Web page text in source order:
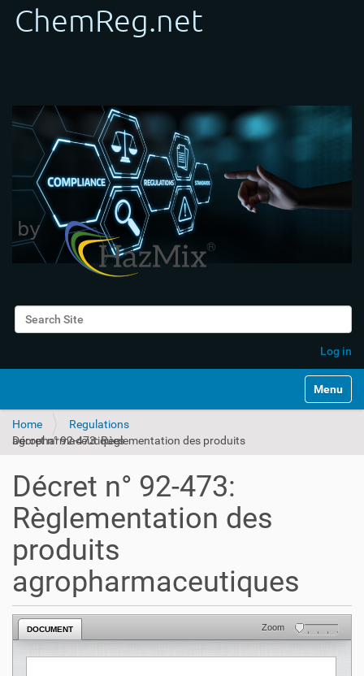
Search Site
Log in
Toggle
Home
Regulations
Décret n° 92-473: Règlementation des produits agropharmaceutiques
Décret n° 92-473:
Règlementation des
produits
agropharmaceutiques
DOCUMENT Zoom